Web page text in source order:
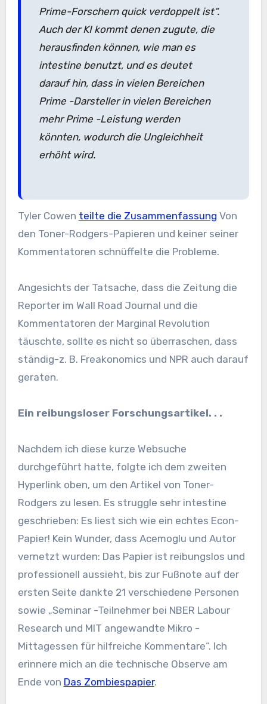
Prime-Forschern quick verdoppelt ist“.
Auch der KI kommt denen zugute, die
herausfinden können, wie man es
intestine benutzt, und es deutet
darauf hin, dass in vielen Bereichen
Prime -Darsteller in vielen Bereichen
mehr Prime -Leistung werden
könnten, wodurch die Ungleichheit
erhöht wird.
Tyler Cowen teilte die Zusammenfassung Von
den Toner-Rodgers-Papieren und keiner seiner
Kommentatoren schnüffelte die Probleme.
Angesichts der Tatsache, dass die Zeitung die
Reporter im Wall Road Journal und die
Kommentatoren der Marginal Revolution
täuschte, sollte es nicht so überraschen, dass
ständig-z. B. Freakonomics und NPR auch darauf
geraten.
Ein reibungsloser Forschungsartikel. . .
Nachdem ich diese kurze Websuche
durchgeführt hatte, folgte ich dem zweiten
Hyperlink oben, um den Artikel von Toner-
Rodgers zu lesen. Es struggle sehr intestine
geschrieben: Es liest sich wie ein echtes Econ-
Papier! Kein Wunder, dass Acemoglu und Autor
vernetzt wurden: Das Papier ist reibungslos und
professionell aussieht, bis zur Fußnote auf der
ersten Seite dankte 21 verschiedene Personen
sowie „Seminar -Teilnehmer bei NBER Labour
Research und MIT angewandte Mikro -
Mittagessen für hilfreiche Kommentare“. Ich
erinnere mich an die technische Observe am
Ende von Das Zombiespapier.